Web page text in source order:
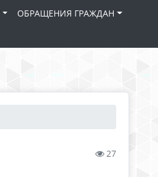
ОБРАЩЕНИЯ ГРАЖДАН
27